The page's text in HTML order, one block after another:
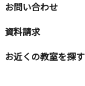
お問い合わせ
資料請求
お近くの教室を探す